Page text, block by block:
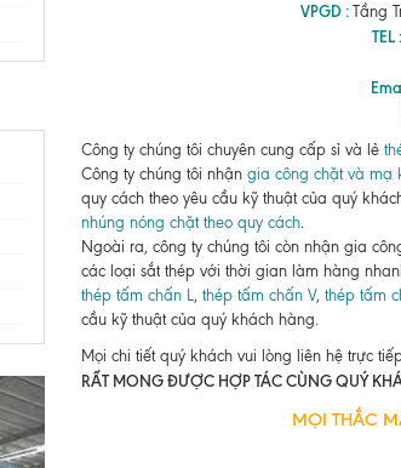
VPGD : Tầng
TEL :
Công ty chúng tôi chuyên cung cấp sỉ và lẻ
Công ty chúng tôi nhận gia công chặt và mạ
quy cách theo yêu cầu kỹ thuật của quý
nhúng nóng chặt theo quy cách.
Ngoài ra, công ty chúng tôi còn nhận gia
các loại sắt thép với thời gian làm hàng
thép tấm chấn L, thép tấm chấn V, thép tấm
cầu kỹ thuật của quý khách hàng.
Mọi chi tiết quý khách vui lòng liên hệ trực
RẤT MONG ĐƯỢC HỢP TÁC CÙNG QUÝ
MỌI THẮC